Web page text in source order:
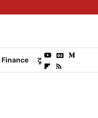
Finance टूरिज्म